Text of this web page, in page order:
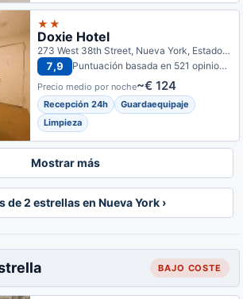
★★
Doxie Hotel
273 West 38th Street, Nueva York, Estados Unidos
7,9 Puntuación basada en 521 opiniones
Precio medio por noche~€ 124
Recepción 24h
Guardaequipaje
Limpieza
Mostrar más
de 2 estrellas en Nueva York ›
BAJO COSTE